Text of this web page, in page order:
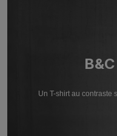
Un T-shirt au contraste